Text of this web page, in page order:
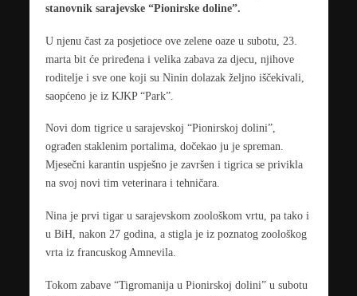
stanovnik sarajevske “Pionirske doline”.
U njenu čast za posjetioce ove zelene oaze u subotu, 23.
marta bit će priređena i velika zabava za djecu, njihove
roditelje i sve one koji su Ninin dolazak željno iščekivali,
saopćeno je iz KJKP “Park”.
Novi dom tigrice u sarajevskoj “Pionirskoj dolini”,
ograđen staklenim portalima, dočekao ju je spreman.
Mjesečni karantin uspješno je završen i tigrica se privikla
na svoj novi tim veterinara i tehničara.
Nina je prvi tigar u sarajevskom zoološkom vrtu, pa tako i
u BiH, nakon 27 godina, a stigla je iz poznatog zoološkog
vrta iz francuskog Amnevila.
Tokom zabave “Tigromanija u Pionirskoj dolini” u subotu